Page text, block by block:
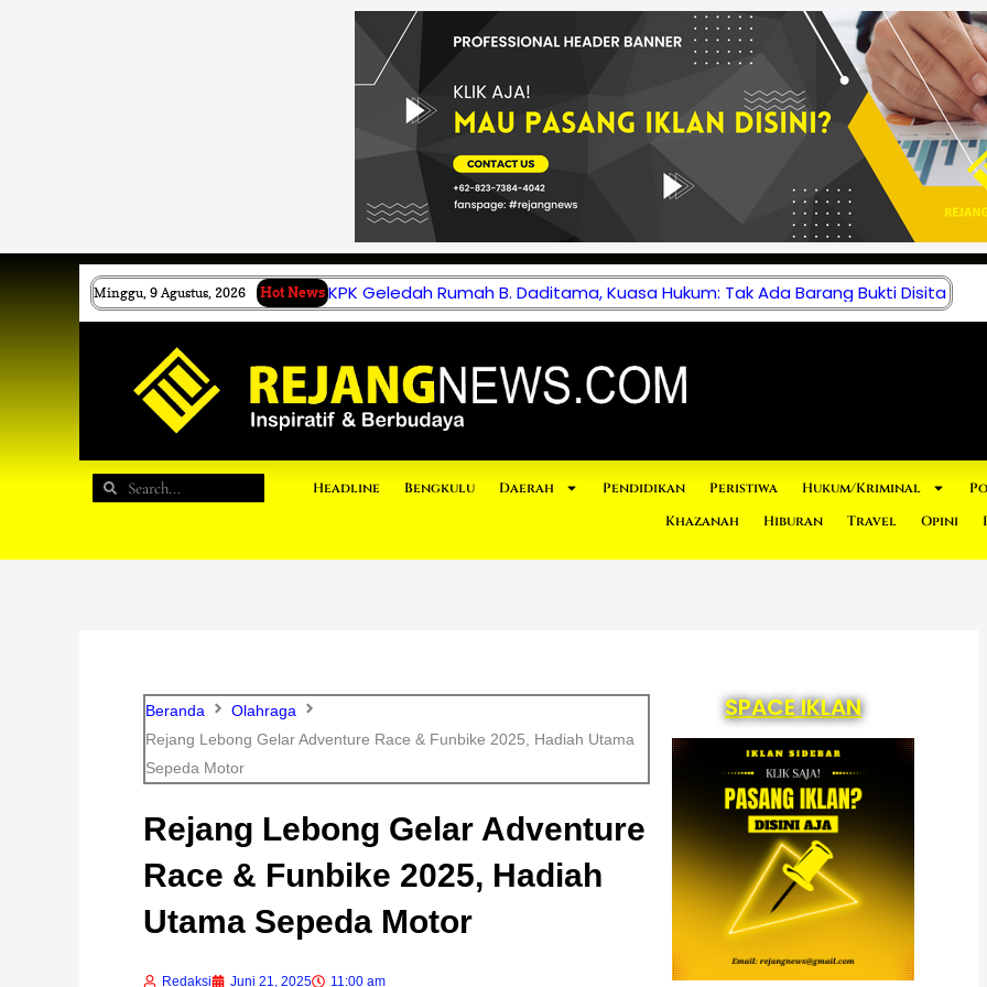
Minggu, 9 Agustus, 2026 Hot News KPK Geledah Rumah B. Daditama, Kuasa Hukum: Tak Ada Barang Bukti Disita
Search
Search Headline Bengkulu Daerah Pendidikan Peristiwa Hukum/Kriminal
Khazanah
Hiburan Travel Opini
Beranda
Olahraga
Rejang Lebong Gelar Adventure Race & Funbike 2025, Hadiah Utama
Sepeda Motor
Rejang Lebong Gelar Adventure
Race & Funbike 2025, Hadiah
Utama Sepeda Motor
Redaksi Juni 21, 2025 11:00 am
SPACE IKLAN